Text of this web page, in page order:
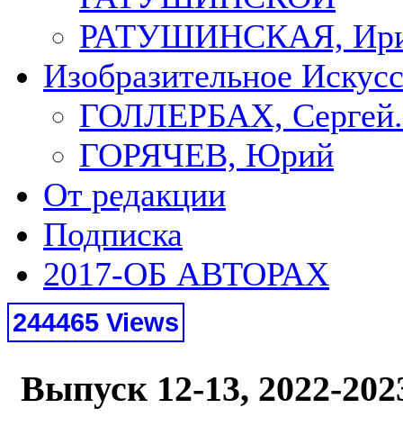
РАТУШИНСКАЯ,
Изобразительное
ГОЛЛЕРБАХ, Сергей.
ГОРЯЧЕВ, Юрий
От редакции
Подписка
2017-ОБ АВТОРАХ
244465 Views
Выпуск 12-13, 2022-